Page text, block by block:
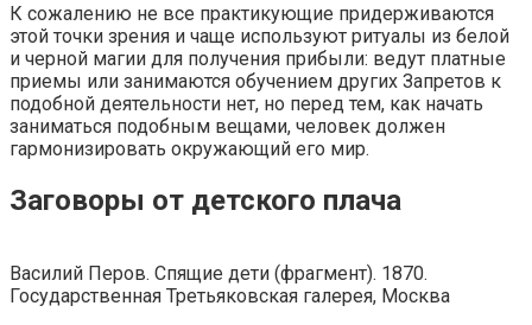
К сожалению не все практикующие придерживаются
этой точки зрения и чаще используют ритуалы из белой
и черной магии для получения прибыли: ведут платные
приемы или занимаются обучением других Запретов к
подобной деятельности нет, но перед тем, как начать
заниматься подобным вещами, человек должен
гармонизировать окружающий его мир.
Заговоры от детского плача
Василий Перов. Спящие дети (фрагмент). 1870.
Государственная Третьяковская галерея, Москва